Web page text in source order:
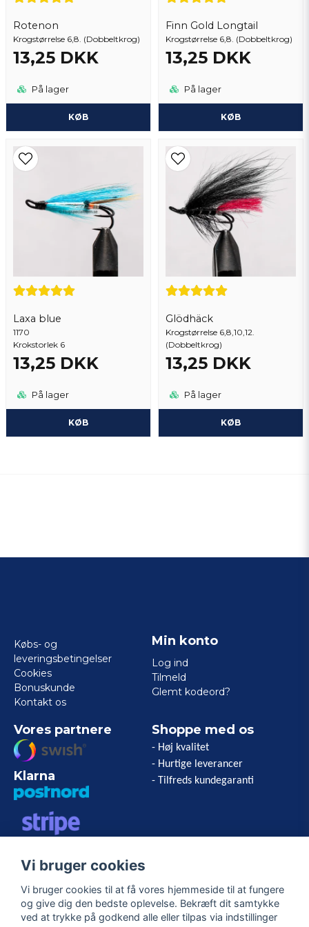
Rotenon
Krogstørrelse 6,8. (Dobbeltkrog)
13,25 DKK
På lager
KØB
Finn Gold Longtail
Krogstørrelse 6,8. (Dobbeltkrog)
13,25 DKK
På lager
KØB
Laxa blue
1170
Krokstorlek 6
13,25 DKK
På lager
KØB
Glödhäck
Krogstørrelse 6,8,10,12.
(Dobbeltkrog)
13,25 DKK
På lager
KØB
Send spørgsmål
Købs- og
leveringsbetingelser
Cookies
Bonuskunde
Kontakt os
Min konto
Log ind
Tilmeld
Glemt kodeord?
Vores partnere
Klarna
EXPRESS
Shoppe med os
- Høj kvalitet
- Hurtige leverancer
- Tilfreds kundegaranti
Følg os
Vi bruger cookies
Vi bruger cookies til at få vores hjemmeside til at fungere
og give dig den bedste oplevelse. Bekræft dit samtykke
ved at trykke på godkend alle eller tilpas via indstillinger